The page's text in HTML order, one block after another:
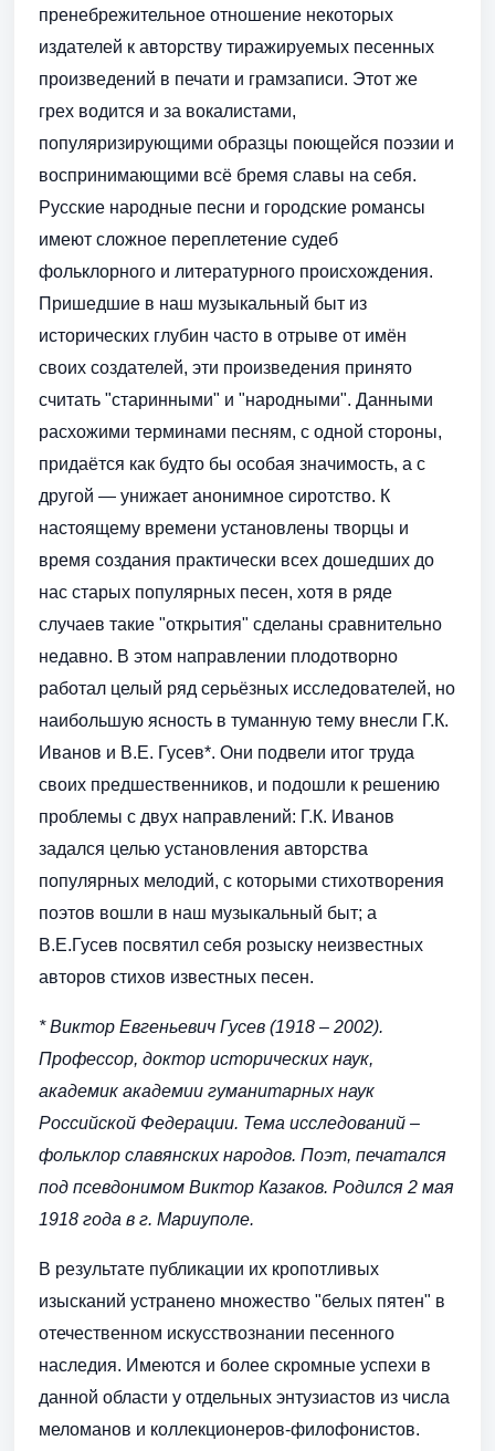
пренебрежительное отношение некоторых
издателей к авторству тиражируемых песенных
произведений в печати и грамзаписи. Этот же
грех водится и за вокалистами,
популяризирующими образцы поющейся поэзии и
восприни­мающими всё бремя славы на себя.
Русские народные песни и городские романсы
имеют сложное переплетение судеб
фольклорного и литературного происхождения.
Пришедшие в наш музыкальный быт из
исторических глубин часто в отрыве от имён
своих создателей, эти произведения принято
считать "старинными" и "народными". Данными
расхожими терминами песням, с одной стороны,
придаётся как будто бы особая значимость, а с
другой — унижает анонимное сиротство. К
настоящему времени установлены творцы и
время создания практически всех дошедших до
нас старых популярных песен, хотя в ряде
случаев такие "открытия" сделаны сравнительно
недавно. В этом направлении плодотворно
работал целый ряд серьёзных исследователей, но
наибольшую ясность в туманную тему внесли Г.К.
Иванов и В.Е. Гусев*. Они подвели итог труда
своих предшественников, и подошли к решению
проблемы с двух направлений: Г.К. Иванов
задался целью установления авторства
популярных мелодий, с которыми стихотворения
поэтов вошли в наш музыкальный быт; а
В.Е.Гусев посвятил себя розыску неизвестных
авторов стихов известных песен.
* Виктор Евгеньевич Гусев (1918 – 2002).
Профессор, доктор исторических наук,
академик академии гуманитарных наук
Российской Федерации. Тема исследований –
фольклор славянских народов. Поэт, печатался
под псевдонимом Виктор Казаков. Родился 2 мая
1918 года в г. Мариуполе.
В результате публикации их кропотливых
изысканий устранено множество "белых пятен" в
отечественном искусствознании песенного
наследия. Имеются и более скромные успехи в
данной области у отдельных энтузиастов из числа
меломанов и коллекционеров-филофонистов.